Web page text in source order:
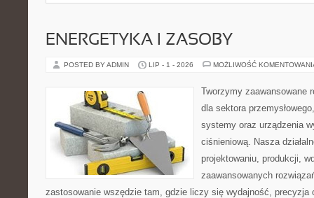
ENERGETYKA I ZASOBY
POSTED BY ADMIN LIP - 1 - 2026 MOŻLIWOŚĆ
Tworzymy zaawansowane
dla sektora
systemy oraz urządzenia
ciśnieniową. Nasza
projektowaniu, produkcji,
zaawansowanych
zastosowanie wszędzie tam, gdzie liczy się wydajność, precyzja